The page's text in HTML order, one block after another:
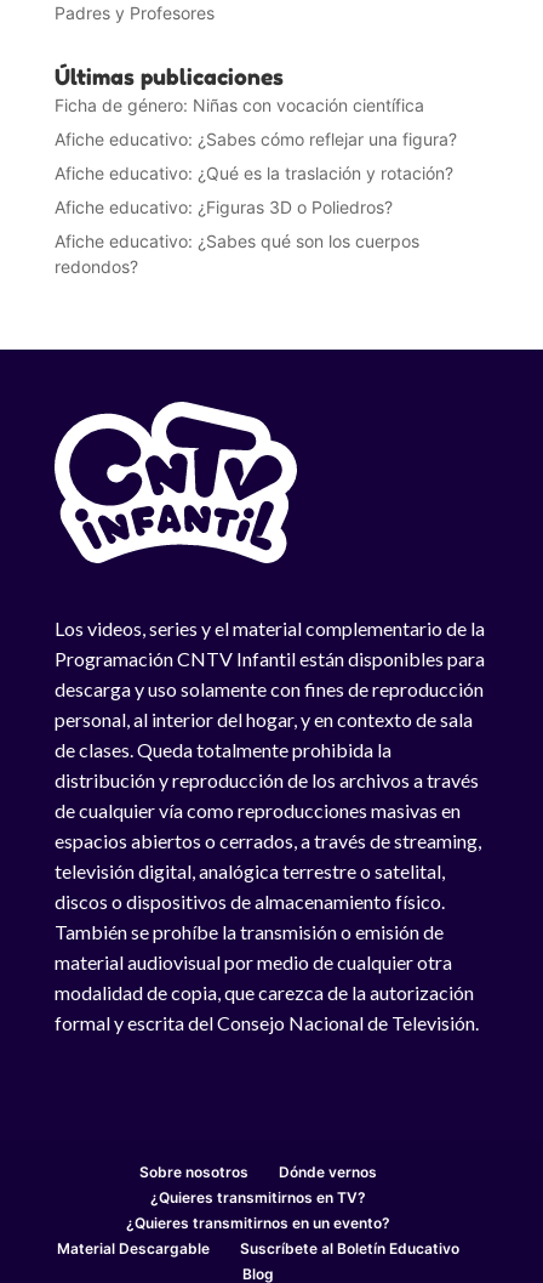
Padres y Profesores
Últimas publicaciones
Ficha de género: Niñas con vocación científica
Afiche educativo: ¿Sabes cómo reflejar una figura?
Afiche educativo: ¿Qué es la traslación y rotación?
Afiche educativo: ¿Figuras 3D o Poliedros?
Afiche educativo: ¿Sabes qué son los cuerpos
redondos?
Los videos, series y el material complementario de la
Programación CNTV Infantil están disponibles para
descarga y uso solamente con fines de reproducción
personal, al interior del hogar, y en contexto de sala
de clases. Queda totalmente prohibida la
distribución y reproducción de los archivos a través
de cualquier vía como reproducciones masivas en
espacios abiertos o cerrados, a través de streaming,
televisión digital, analógica terrestre o satelital,
discos o dispositivos de almacenamiento físico.
También se prohíbe la transmisión o emisión de
material audiovisual por medio de cualquier otra
modalidad de copia, que carezca de la autorización
formal y escrita del Consejo Nacional de Televisión.
Sobre nosotros
Dónde vernos
¿Quieres transmitirnos en TV?
¿Quieres transmitirnos en un evento?
Material Descargable
Suscríbete al Boletín Educativo
Blog